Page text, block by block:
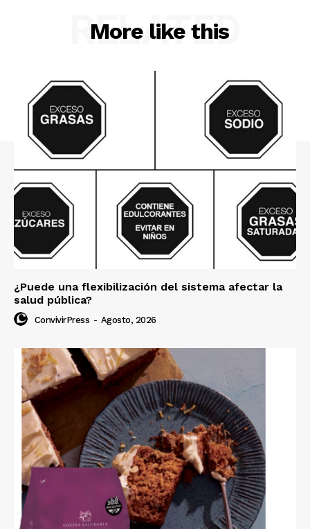
More like this
RELATED
¿Puede una flexibilización del sistema afectar la
salud pública?
ConvivirPress - Agosto, 2026